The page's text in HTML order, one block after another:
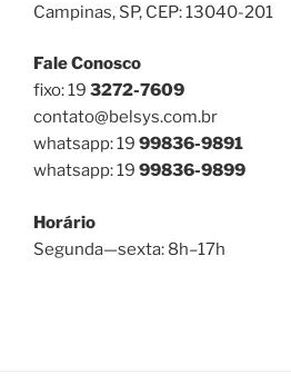
Campinas, SP, CEP: 13040-201
Fale Conosco
fixo: 19 3272-7609
contato@belsys.com.br
whatsapp: 19 99836-9891
whatsapp: 19 99836-9899
Horário
Segunda—sexta: 8h–17h